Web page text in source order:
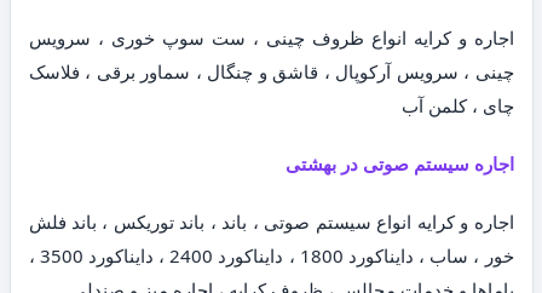
اجاره و کرایه انواع ظروف چینی ، ست سوپ خوری ، سرویس
چینی ، سرویس آرکوپال ، قاشق و چنگال ، سماور برقی ، فلاسک
چای ، کلمن آب
اجاره سیستم صوتی در بهشتی
اجاره و کرایه انواع سیستم صوتی ، باند ، باند توریکس ، باند فلش
خور ، ساب ، دایناکورد 1800 ، دایناکورد 2400 ، دایناکورد 3500 ،